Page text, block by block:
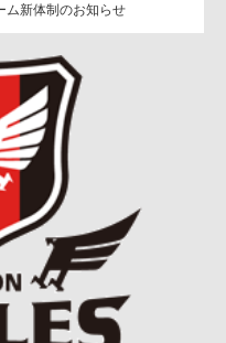
ム新体制のお知らせ